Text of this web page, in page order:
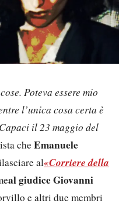
Poteva essere mio
l’unica cosa certa è
il 23 maggio del
cheEmanuele
al«Corriere della
al giudice Giovanni
e altri due membri